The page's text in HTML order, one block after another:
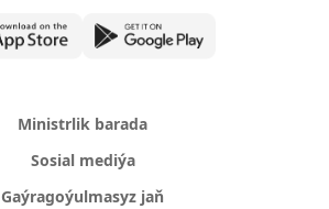
Ministrlik barada
Sosial mediýa
Gaýragoýulmasyz jaň